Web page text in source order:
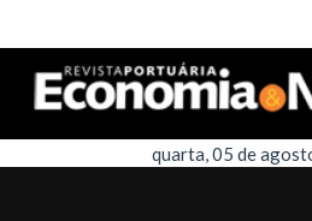
quarta, 05 de